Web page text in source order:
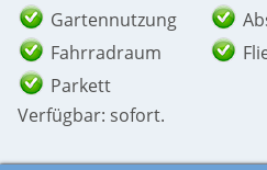
Gartennutzung
Fahrradraum
Parkett
Verfügbar: sofort.